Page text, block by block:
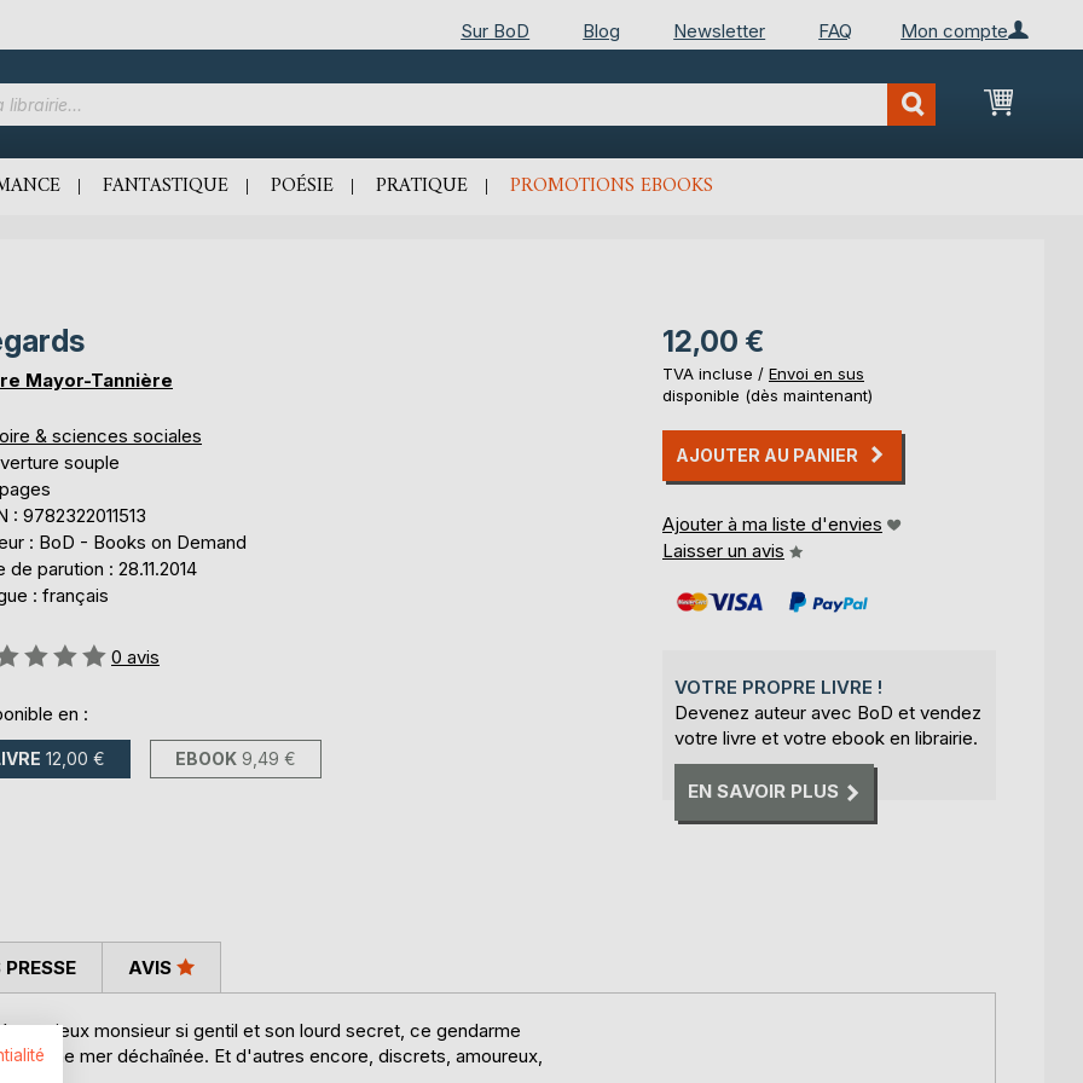
Mon compte
Sur BoD Blog Newsletter FAQ
Mon
FANTASTIQUE POÉSIE PRATIQUE PROMOTIONS EBOOKS
Mayor-Tannière
& sciences sociales
souple
: 9782322011513
: BoD - Books on Demand
de parution : 28.11.2014
: français
0 avis
en :
12,00 € EBOOK 9,49 €
12,00 €
TVA incluse / Envoi en sus
disponible (dès maintenant)
AJOUTER AU PANIER
Ajouter à ma liste d'envies
Laisser un avis
VOTRE PROPRE LIVRE !
Devenez auteur avec BoD et vendez
votre livre et votre ebook en librairie.
EN SAVOIR PLUS
ce vieux monsieur si gentil et son lourd secret, ce gendarme
à une mer déchaînée. Et d'autres encore, discrets, amoureux,
AVIS